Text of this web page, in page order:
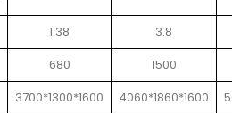
1.38
3.8
680
1500
3700*1300*1600 4060*1860*1600